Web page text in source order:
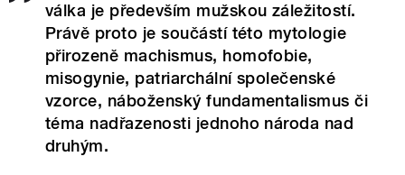
válka je především mužskou záležitostí.
Právě proto je součástí této mytologie
přirozeně machismus, homofobie,
misogynie, patriarchální společenské
vzorce, náboženský fundamentalismus či
téma nadřazenosti jednoho národa nad
druhým.